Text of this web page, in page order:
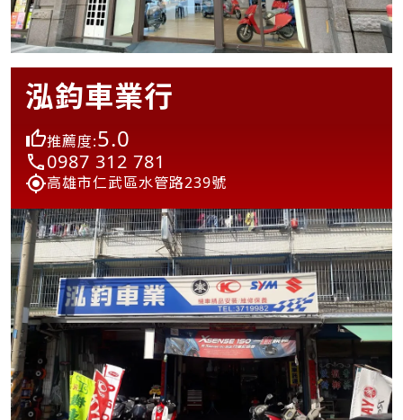
泓鈞車業行
推薦度:5.0
0987 312 781
高雄市仁武區水管路239號